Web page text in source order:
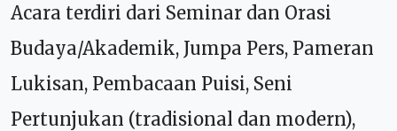
Acara terdiri dari Seminar dan Orasi
Budaya/Akademik, Jumpa Pers, Pameran
Lukisan, Pembacaan Puisi, Seni
Pertunjukan (tradisional dan modern),